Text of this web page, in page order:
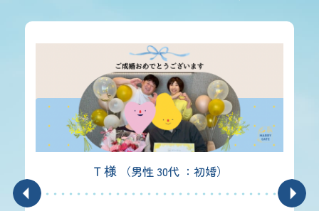
S様（男性 40代 ：初婚）